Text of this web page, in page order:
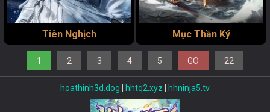
Tiên Nghịch Mục Thần Ký
1 2 3 4 5 GO 22
hoathinh3d.dog hhtq2.xyz hhninja5.tv